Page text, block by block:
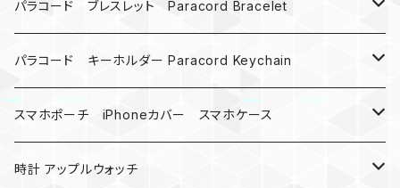
パラコード ブレスレット Paracord Bracelet
MAD MAX
バックル
バックル無し
パラコード キーホルダー Paracord Keychain
ハロウィン
コンパス
スマホポーチ iPhoneカバー スマホケース
楽天ミニ ケース
時計 アップルウォッチ